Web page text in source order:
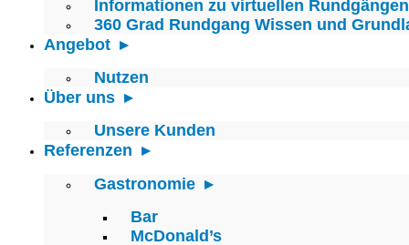
Informationen zu virtuellen Rundgängen
360 Grad Rundgang Wissen und
Angebot
Nutzen
Über uns
Unsere Kunden
Referenzen
Gastronomie
Bar
McDonald’s